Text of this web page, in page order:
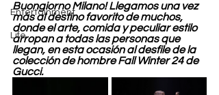
Entertainment
Life
Buongiorno Milano! Llegamos una vez
más al destino favorito de muchos,
donde el arte, comida y peculiar estilo
arropan a todas las personas que
llegan, en esta ocasión al desfile de la
colección de hombre Fall Winter 24 de
Gucci.